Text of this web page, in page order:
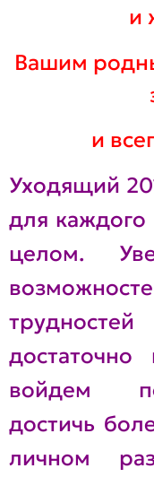
и
Вашим
и
Уходящий
для каждого
целом.
войдем
достичь
личном